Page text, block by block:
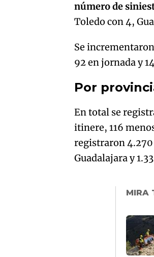
artículonúmero de
Toledo con 4,
Se
92 en jornada y
Por
En total se
itinere, 116
registraron 4.270
Guadalajara y
MIRA